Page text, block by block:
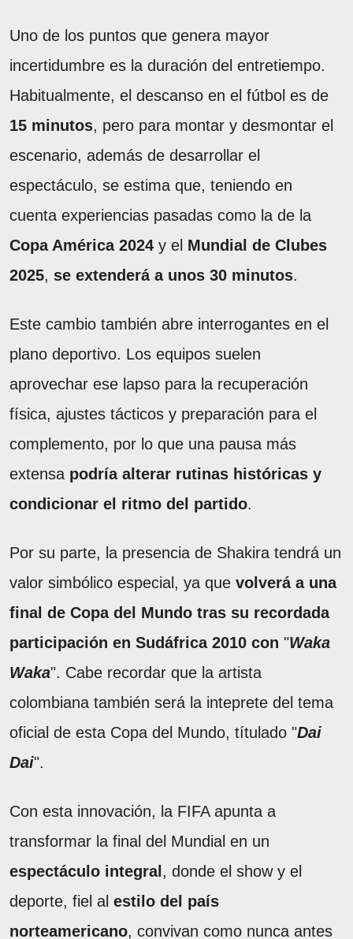
Uno de los puntos que genera mayor
incertidumbre es la duración del entretiempo.
Habitualmente, el descanso en el fútbol es de
15 minutos, pero para montar y desmontar el
escenario, además de desarrollar el
espectáculo, se estima que, teniendo en
cuenta experiencias pasadas como la de la
Copa América 2024 y el Mundial de Clubes
2025, se extenderá a unos 30 minutos.
Este cambio también abre interrogantes en el
plano deportivo. Los equipos suelen
aprovechar ese lapso para la recuperación
física, ajustes tácticos y preparación para el
complemento, por lo que una pausa más
extensa podría alterar rutinas históricas y
condicionar el ritmo del partido.
Por su parte, la presencia de Shakira tendrá un
valor simbólico especial, ya que volverá a una
final de Copa del Mundo tras su recordada
participación en Sudáfrica 2010 con "Waka
Waka". Cabe recordar que la artista
colombiana también será la inteprete del tema
oficial de esta Copa del Mundo, títulado "Dai
Dai".
Con esta innovación, la FIFA apunta a
transformar la final del Mundial en un
espectáculo integral, donde el show y el
deporte, fiel al estilo del país
norteamericano, convivan como nunca antes